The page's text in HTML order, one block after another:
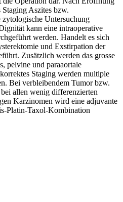
Aszites bzw.
Untersuchung
kann eine intraoperative
werden. Handelt es sich
und Exstirpation der
Zusätzlich werden das grosse
pelvine und paraaortale
Staging werden multiple
Bei verbleibendem Tumor bzw.
allen wenig differenzierten
Karzinomen wird eine adjuvante
Platin-Taxol-Kombination